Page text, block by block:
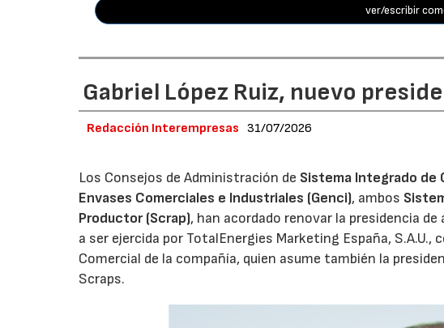
ver/escribir
Gabriel López Ruiz, nuevo
Redacción Interempresas 31/07/2026
Los Consejos de Administración de Sistema Integrado de
Envases Comerciales e Industriales (Genci), ambos
Productor (Scrap), han acordado renovar la presidencia
a ser ejercida por TotalEnergies Marketing España,
Comercial de la compañía, quien asume también la
Scraps.